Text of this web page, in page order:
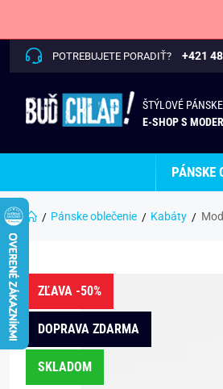
POTREBUJETE PORADIŤ? +421
ŠTÝLOVÉ
E-SHOP S
PÁNSKE
Pánske oblečenie Kabáty
ZĽAVA -50%
DOPRAVA ZDARMA
SKLADOM